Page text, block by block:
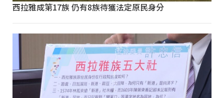
西拉雅成第17族 仍有8族待獲法定原民身分